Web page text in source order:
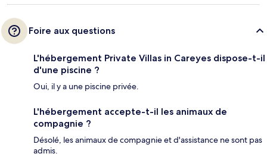
Foire aux questions
L'hébergement Private Villas in Careyes dispose-t-il
d'une piscine ?
Oui, il y a une piscine privée.
L'hébergement accepte-t-il les animaux de
compagnie ?
Désolé, les animaux de compagnie et d'assistance ne sont pas
admis.